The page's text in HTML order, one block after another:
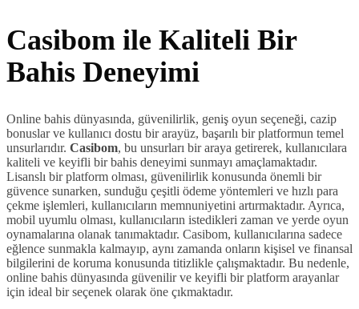
Casibom ile Kaliteli Bir
Bahis Deneyimi
Online bahis dünyasında, güvenilirlik, geniş oyun seçeneği, cazip
bonuslar ve kullanıcı dostu bir arayüz, başarılı bir platformun temel
unsurlarıdır. Casibom, bu unsurları bir araya getirerek, kullanıcılara
kaliteli ve keyifli bir bahis deneyimi sunmayı amaçlamaktadır.
Lisanslı bir platform olması, güvenilirlik konusunda önemli bir
güvence sunarken, sunduğu çeşitli ödeme yöntemleri ve hızlı para
çekme işlemleri, kullanıcıların memnuniyetini artırmaktadır. Ayrıca,
mobil uyumlu olması, kullanıcıların istedikleri zaman ve yerde oyun
oynamalarına olanak tanımaktadır. Casibom, kullanıcılarına sadece
eğlence sunmakla kalmayıp, aynı zamanda onların kişisel ve finansal
bilgilerini de koruma konusunda titizlikle çalışmaktadır. Bu nedenle,
online bahis dünyasında güvenilir ve keyifli bir platform arayanlar
için ideal bir seçenek olarak öne çıkmaktadır.